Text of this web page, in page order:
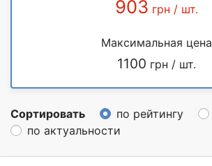
903 грн / шт.
Максимальная цена
1100 грн / шт.
Сортировать по рейтингу
по актуальности